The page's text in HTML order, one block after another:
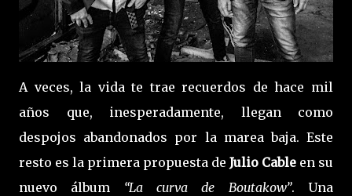
A veces, la vida te trae recuerdos de hace mil
años que, inesperadamente, llegan como
despojos abandonados por la marea baja. Este
resto es la primera propuesta de Julio Cable en su
nuevo álbum “La curva de Boutakow”. Una